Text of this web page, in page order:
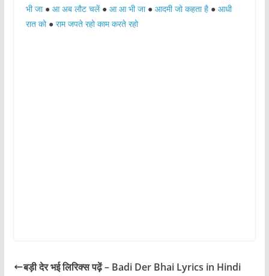
भी जा● आ अब लौट चलें● आ आ भी जा● आदमी जो कहता है● आधी
रात को● राम जपते रहो काम करते रहो
बड़ी देर भई लिरिक्स पढ़ें – Badi Der Bhai Lyrics in Hindi